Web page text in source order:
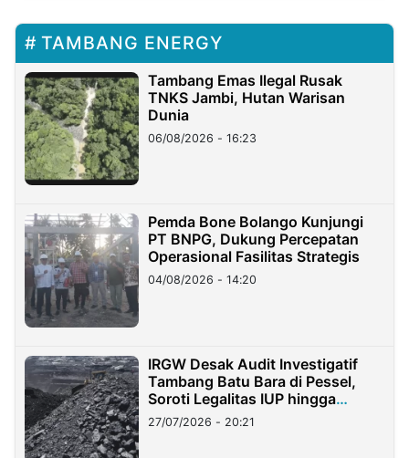
TAMBANG ENERGY
Tambang Emas Ilegal Rusak
TNKS Jambi, Hutan Warisan
Dunia
06/08/2026 - 16:23
Pemda Bone Bolango Kunjungi
PT BNPG, Dukung Percepatan
Operasional Fasilitas Strategis
04/08/2026 - 14:20
IRGW Desak Audit Investigatif
Tambang Batu Bara di Pessel,
Soroti Legalitas IUP hingga
Stockpile
27/07/2026 - 20:21